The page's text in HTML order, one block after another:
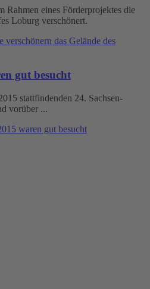
Rahmen eines Förderprojektes die
Loburg verschönert.
verschönern das Gelände des
gut besucht
stattfindenden 24. Sachsen-
vorüber ...
waren gut besucht